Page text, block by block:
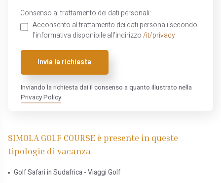
Consenso al trattamento dei dati personali:
Acconsento al trattamento dei dati personali secondo
l'informativa disponibile all'indirizzo /it/privacy
Invia la richiesta
Inviando la richiesta dai il consenso a quanto illustrato nella
Privacy Policy
SIMOLA GOLF COURSE è presente in queste
tipologie di vacanza
Golf Safari in Sudafrica - Viaggi Golf